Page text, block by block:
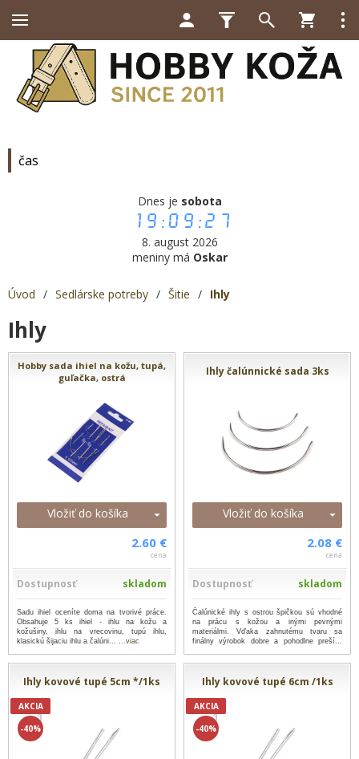
čas
Dnes je sobota
19:09:28
8. august 2026
meniny má Oskar
Úvod / Sedlárske potreby / Šitie / Ihly
Ihly
Hobby sada ihiel na kožu, tupá,
guľačka, ostrá
Vložiť do košíka
2.60 €
cena
Dostupnosť skladom
Sadu ihiel oceníte doma na tvorivé práce.
Obsahuje 5 ks ihiel - ihlu na kožu a
kožušiny, ihlu na vrecovinu, tupú ihlu,
klasickú šijaciu ihlu a čalúni...
...viac
Ihly čalúnnické sada 3ks
Vložiť do košíka
2.08 €
cena
Dostupnosť skladom
Čalúnické ihly s ostrou špičkou sú vhodné
na prácu s kožou a inými pevnými
materiálmi. Vďaka zahnutému tvaru sa
finálny výrobok dobre a pohodlne preší...
Ihly kovové tupé 5cm */1ks
AKCIA
-40%
Ihly kovové tupé 6cm /1ks
AKCIA
-40%